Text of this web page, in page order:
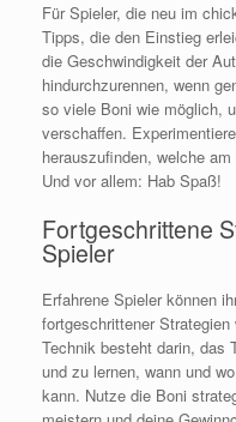
Für Spieler, die neu im
Tipps, die den Einstieg
die Geschwindigkeit der
hindurchzurennen, wenn
so viele Boni wie möglich,
verschaffen.
herauszufinden, welche
Und vor allem: Hab Spaß!
Fortgeschrittene
Spieler
Erfahrene Spieler können
fortgeschrittener
Technik besteht darin, das
und zu lernen, wann und
kann. Nutze die Boni